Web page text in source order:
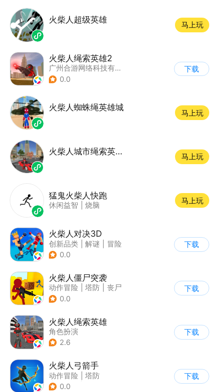
火柴人超级英雄
马上玩
火柴人绳索英雄2
广州合游网络科技有限公司
0.0
下载
火柴人蜘蛛绳英雄城
马上玩
火柴人城市绳索英雄游戏
马上玩
猛鬼火柴人快跑
休闲益智 烧脑
马上玩
火柴人对决3D
创新品类 解谜
冒险
| 挑战破纪录
0.0
下载
火柴人僵尸突袭
动作冒险 塔防
丧尸
| 挑战破纪录
0.0
下载
火柴人绳索英雄
角色扮演
| 第三人称射击
2.6
下载
火柴人弓箭手
动作冒险
塔防
| 火柴人
0.0
下载